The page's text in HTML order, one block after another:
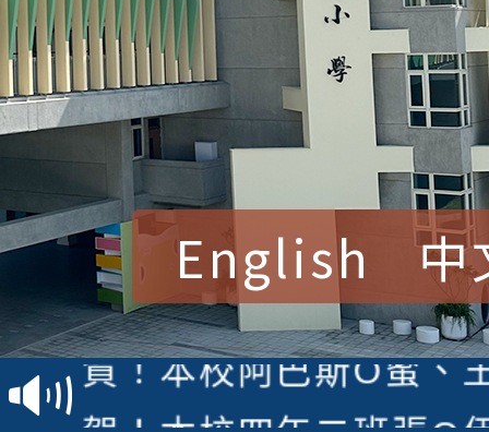
English 中
賀！本校參加桃園市中
賽 洪綺君教師榮獲社
名
賀！本校阿巴斯O蜜、
倩參加桃園市科展 國
賀！本校四年二班張O